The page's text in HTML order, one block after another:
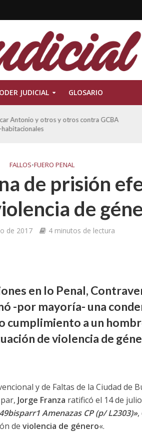
JUDICIAL GLOSARIO
Antonio y otros y otros contra GCBA
FALLOS•FUERO PENAL
de prisión
de
de 2017 4 minutos de lectura
en lo Penal,
-por mayoría- una
a un
de violencia de
y de Faltas de la Ciudad de
Jorge Franza ratificó el 14 de
Amenazas CP (p/ L2303)»,
de violencia de género«.